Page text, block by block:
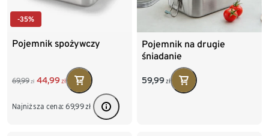
-35%
Pojemnik spożywczy
69,99 zł 44,99 zł
Najniższa cena: 69,99 zł
Pojemnik na drugie
śniadanie
59,99 zł